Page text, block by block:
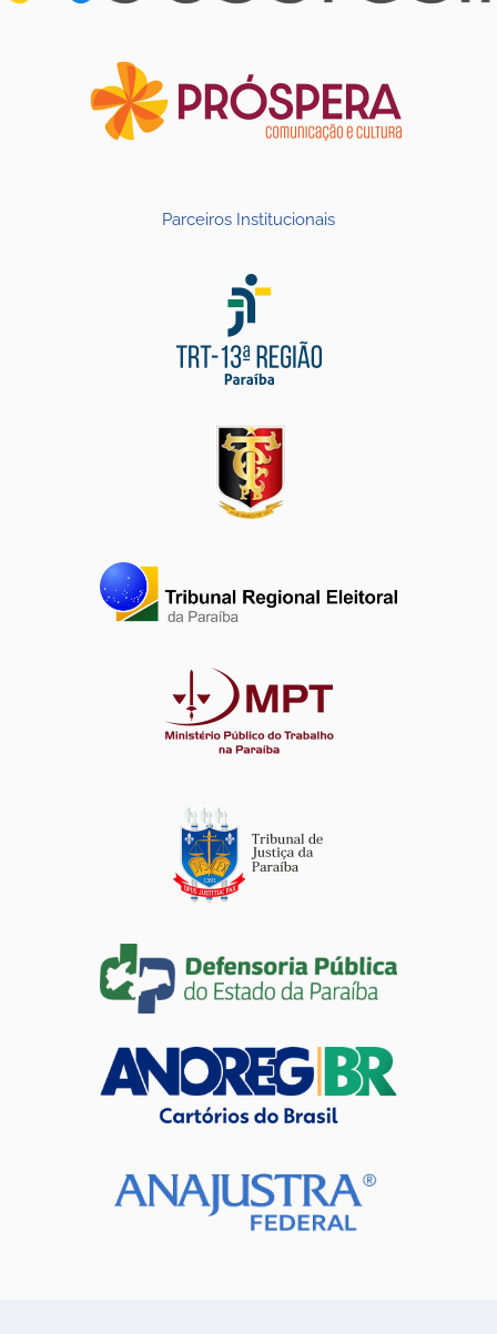
Parceiros Institucionais